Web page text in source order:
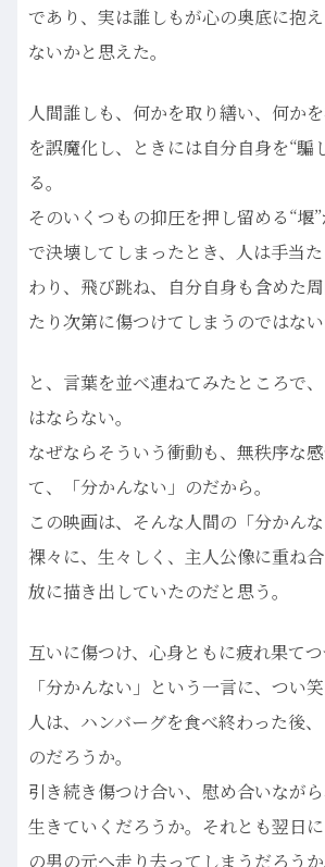
であり、実は誰しもが心の奥底に抱
ないかと思えた。
人間誰しも、何かを取り繕い、何か
を誤魔化し、ときには自分自身を“騙
る。
そのいくつもの抑圧を押し留める“堰
で決壊してしまったとき、人は手当
わり、飛び跳ね、自分自身も含めた
たり次第に傷つけてしまうのではない
と、言葉を並べ連ねてみたところで
はならない。
なぜならそういう衝動も、無秩序な
て、「分かんない」のだから。
この映画は、そんな人間の「分かん
裸々に、生々しく、主人公像に重ね
放に描き出していたのだと思う。
互いに傷つけ、心身ともに疲れ果て
「分かんない」という一言に、つい
人は、ハンバーグを食べ終わった後
のだろうか。
引き続き傷つけ合い、慰め合いなが
生きていくだろうか。それとも翌日
の男の元へ走り去ってしまうだろうか